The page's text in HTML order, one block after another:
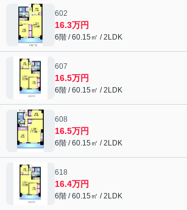
602
16.3万円
6階 / 60.15㎡ / 2LDK
607
16.5万円
6階 / 60.15㎡ / 2LDK
608
16.5万円
6階 / 60.15㎡ / 2LDK
618
16.4万円
6階 / 60.15㎡ / 2LDK